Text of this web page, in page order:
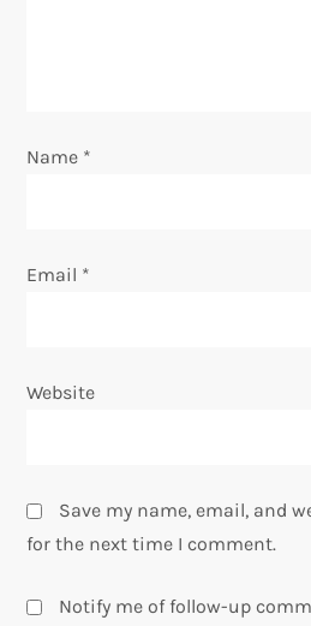
n
Name *
Email *
Website
Save my name, email, and
for the next time I comment.
Notify me of follow-up